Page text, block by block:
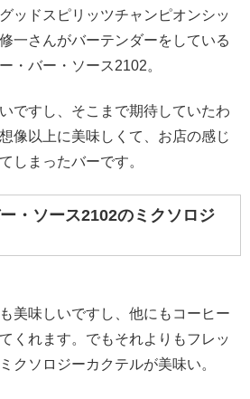
ッドスピリッツチャンピオンシッ
一さんがバーテンダーをしている
・バー・ソース2102。
ですし、そこまで期待していたわ
像以上に美味しくて、お店の感じ
しまったバーです。
・ソース2102のミクソロジ
美味しいですし、他にもコーヒー
くれます。でもそれよりもフレッ
クソロジーカクテルが美味い。